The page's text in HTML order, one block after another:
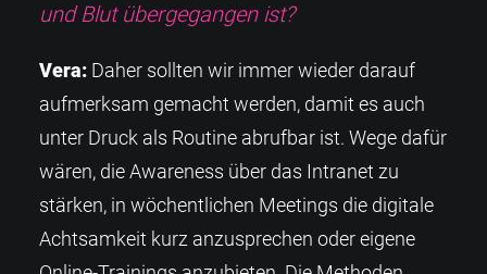
und Blut übergegangen ist?
Vera: Daher sollten wir immer wieder darauf
aufmerksam gemacht werden, damit es auch
unter Druck als Routine abrufbar ist. Wege dafür
wären, die Awareness über das Intranet zu
stärken, in wöchentlichen Meetings die digitale
Achtsamkeit kurz anzusprechen oder eigene